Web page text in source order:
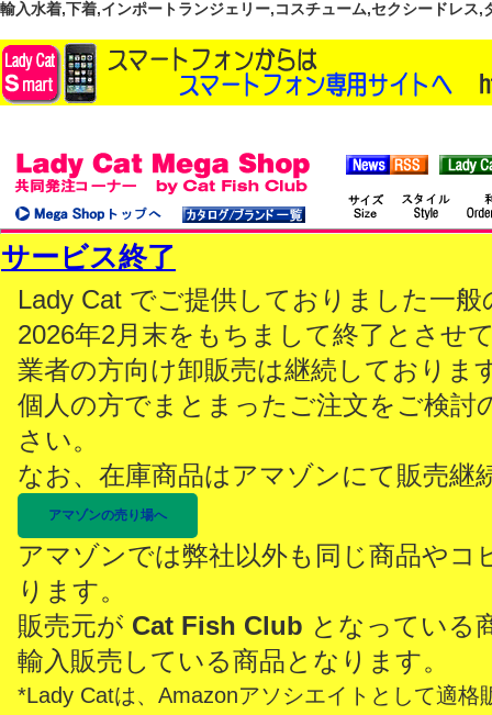
輸入水着,下着,インポートランジェリー,コスチューム,セクシードレス
サービス終了
Lady Cat でご提供しておりました一
2026年2月末をもちまして終了とさせ
業者の方向け卸販売は継続しておりま
個人の方でまとまったご注文をご検討
さい。
なお、在庫商品はアマゾンにて販売継
アマゾンの売り場へ
アマゾンでは弊社以外も同じ商品やコ
ります。
販売元が Cat Fish Club となっている
輸入販売している商品となります。
*Lady Catは、Amazonアソシエイトとして適格